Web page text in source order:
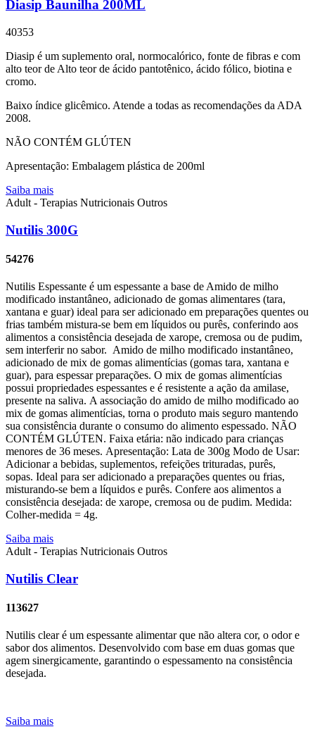
Diasip Baunilha 200ML
40353
Diasip é um suplemento oral, normocalórico, fonte de fibras e com
alto teor de Alto teor de ácido pantotênico, ácido fólico, biotina e
cromo.
Baixo índice glicêmico. Atende a todas as recomendações da ADA
2008.
NÃO CONTÉM GLÚTEN
Apresentação: Embalagem plástica de 200ml
Saiba mais
Adult - Terapias Nutricionais Outros
Nutilis 300G
54276
Nutilis Espessante é um espessante a base de Amido de milho
modificado instantâneo, adicionado de gomas alimentares (tara,
xantana e guar) ideal para ser adicionado em preparações quentes ou
frias também mistura-se bem em líquidos ou purês, conferindo aos
alimentos a consistência desejada de xarope, cremosa ou de pudim,
sem interferir no sabor. Amido de milho modificado instantâneo,
adicionado de mix de gomas alimentícias (gomas tara, xantana e
guar), para espessar preparações. O mix de gomas alimentícias
possui propriedades espessantes e é resistente a ação da amilase,
presente na saliva. A associação do amido de milho modificado ao
mix de gomas alimentícias, torna o produto mais seguro mantendo
sua consistência durante o consumo do alimento espessado. NÃO
CONTÉM GLÚTEN. Faixa etária: não indicado para crianças
menores de 36 meses. Apresentação: Lata de 300g Modo de Usar:
Adicionar a bebidas, suplementos, refeições trituradas, purês,
sopas. Ideal para ser adicionado a preparações quentes ou frias,
misturando-se bem a líquidos e purês. Confere aos alimentos a
consistência desejada: de xarope, cremosa ou de pudim. Medida:
Colher-medida = 4g.
Saiba mais
Adult - Terapias Nutricionais Outros
Nutilis Clear
113627
Nutilis clear é um espessante alimentar que não altera cor, o odor e
sabor dos alimentos. Desenvolvido com base em duas gomas que
agem sinergicamente, garantindo o espessamento na consistência
desejada.
Saiba mais